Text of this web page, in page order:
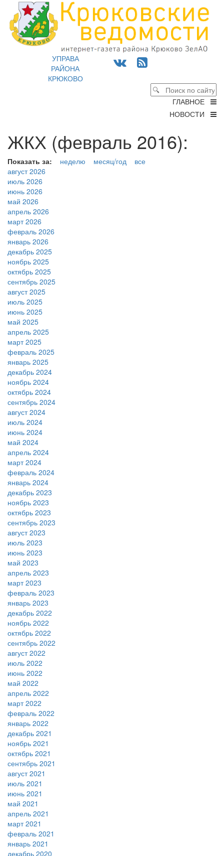
УПРАВА
РАЙОНА
КРЮКОВО
ГЛАВНОЕ
НОВОСТИ
ЖКХ (февраль 2016):
Показать за: неделю месяц/год
все
август 2026
июль 2026
июнь 2026
май 2026
апрель 2026
март 2026
февраль 2026
январь 2026
декабрь 2025
ноябрь 2025
октябрь 2025
сентябрь 2025
август 2025
июль 2025
июнь 2025
май 2025
апрель 2025
март 2025
февраль 2025
январь 2025
декабрь 2024
ноябрь 2024
октябрь 2024
сентябрь 2024
август 2024
июль 2024
июнь 2024
май 2024
апрель 2024
март 2024
февраль 2024
январь 2024
декабрь 2023
ноябрь 2023
октябрь 2023
сентябрь 2023
август 2023
июль 2023
июнь 2023
май 2023
апрель 2023
март 2023
февраль 2023
январь 2023
декабрь 2022
ноябрь 2022
октябрь 2022
сентябрь 2022
август 2022
июль 2022
июнь 2022
май 2022
апрель 2022
март 2022
февраль 2022
январь 2022
декабрь 2021
ноябрь 2021
октябрь 2021
сентябрь 2021
август 2021
июль 2021
июнь 2021
май 2021
апрель 2021
март 2021
февраль 2021
январь 2021
декабрь 2020